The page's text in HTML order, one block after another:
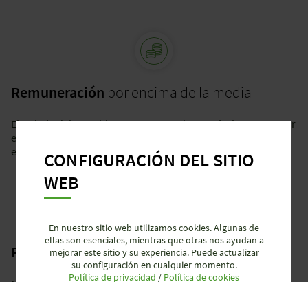
Remuneración por encima de la media
El trabajo debe ser bien recompensado económicamente. Por
esta razón, ofrecemos a nuestros empleados un salario por
encima de la media y en base al rendimiento.
Responsabilidad
CONFIGURACIÓN DEL SITIO
WEB
En nuestro sitio web utilizamos cookies. Algunas de
ellas son esenciales, mientras que otras nos ayudan a
mejorar este sitio y su experiencia. Puede actualizar
su configuración en cualquier momento.
Política de privacidad / Política de cookies